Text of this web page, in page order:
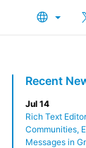
Recent
Jul 14
Rich Text
Communities,
Messages in